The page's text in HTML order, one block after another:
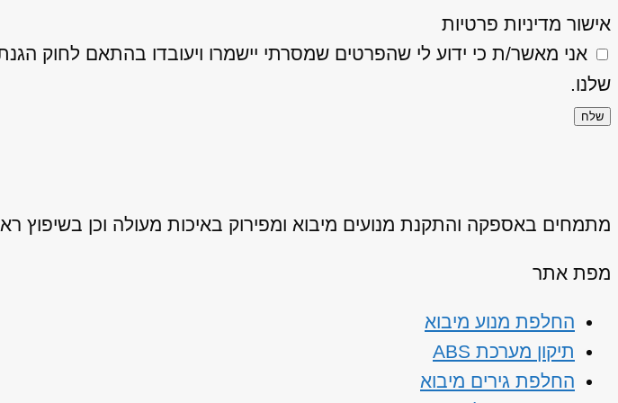
אישור מדיניות פרטיות
אני מאשר/ת כי ידוע לי שהפרטים שמסרתי יישמרו ויעובדו בהתאם לחוק הגנת הפרטיות,
שלנו.
שלח
מתמחים באספקה והתקנת מנועים מיבוא ומפירוק באיכות מעולה וכן בשיפוץ
מפת אתר
החלפת מנוע מיבוא
תיקון מערכת ABS
החלפת גירים מיבוא